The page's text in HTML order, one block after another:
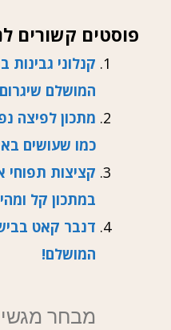
פוסטים קשורים
קנלוני
המושלם
מתכון לפיצה
כמו שעושים
קציצות
במתכון קל
דנבר קאט
המושלם!
מבחר מגשי